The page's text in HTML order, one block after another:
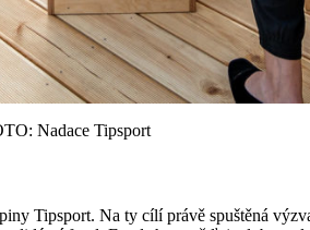
Nadace Tipsport
Tipsport. Na ty cílí právě spuštěná